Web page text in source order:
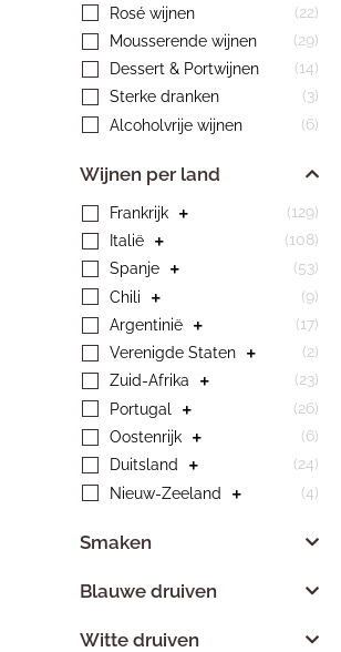
Rosé wijnen
(22)
Mousserende wijnen
(29)
Dessert & Portwijnen
(14)
Sterke dranken
(3)
Alcoholvrije wijnen
(6)
Wijnen per land
Frankrijk
(129)
Italië
(108)
Spanje
(53)
Chili
(9)
Argentinië
(17)
Verenigde Staten
(2)
Zuid-Afrika
(23)
Portugal
(26)
Oostenrijk
(6)
Duitsland
(24)
Nieuw-Zeeland
(4)
Smaken
Blauwe druiven
Witte druiven